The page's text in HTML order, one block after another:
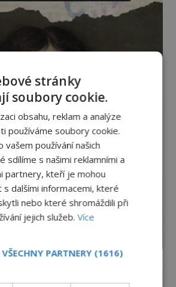
stránky
soubory cookie.
obsahu, reklam a analýze
používáme soubory cookie.
vašem používání našich
sdílíme s našimi reklamními a
partnery, kteří je mohou
s dalšími informacemi, které
nebo které shromáždili při
jejich služeb.Více
PARTNERY (1616)